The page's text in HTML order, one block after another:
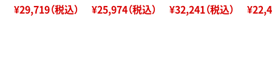
¥29,719（税込） ¥25,974（税込） ¥32,241（税込）